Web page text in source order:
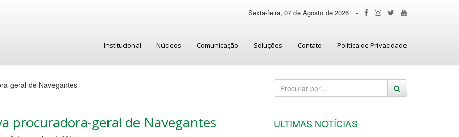
Sexta-feira, 07 de Agosto de 2026 -
Institucional Núcleos Comunicação Soluções Contato Política de Privacidade
geral de Navegantes
procuradora-geral de Navegantes ULTIMAS NOTÍCIAS